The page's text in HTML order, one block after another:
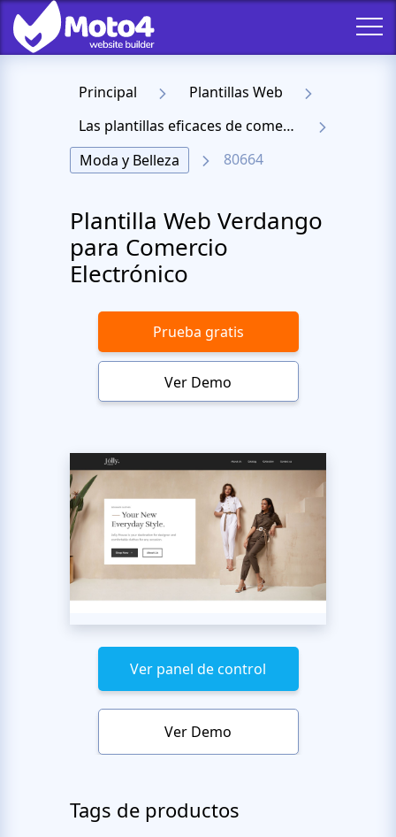
Principal
Plantillas Web
Las plantillas eficaces de comercio electrónico
Moda y Belleza
80664
Plantilla Web Verdango
para Comercio
Electrónico
Prueba gratis
Ver Demo
Ver panel de control
Ver Demo
Tags de productos